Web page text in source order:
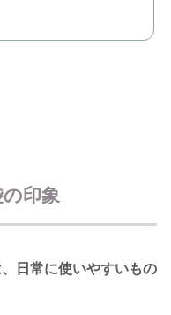
印象
日常に使いやすいもの